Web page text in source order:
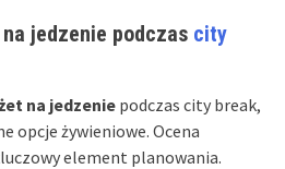
jedzenie podczas city
na jedzenie podczas city break,
opcje żywieniowe. Ocena
element planowania.